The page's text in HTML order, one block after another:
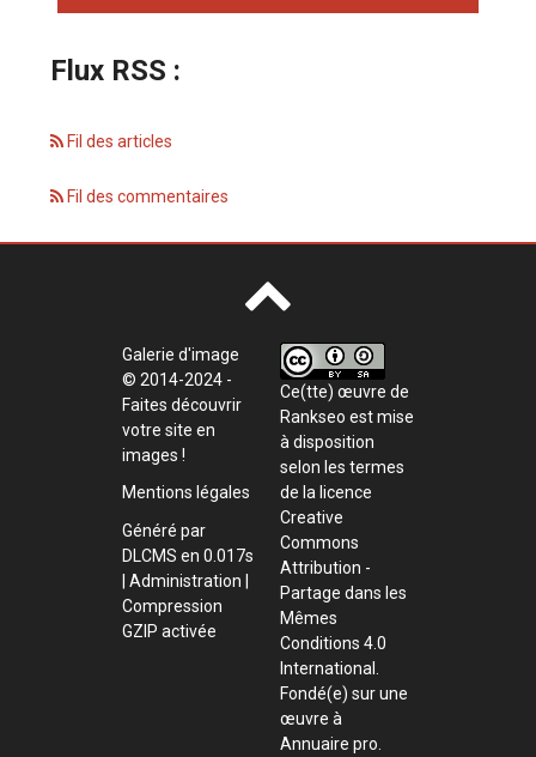
Flux RSS :
Fil des articles
Fil des commentaires
Galerie d'image
© 2014-2024 -
Faites découvrir
votre site en
images !
Mentions légales
Généré par
DLCMS en 0.017s
Administration
Compression
GZIP activée
Ce(tte) œuvre de
Rankseo est mise
à disposition
selon les termes
de la licence
Creative
Commons
Attribution -
Partage dans les
Mêmes
Conditions 4.0
International
Fondé(e) sur une
œuvre à
Annuaire pro